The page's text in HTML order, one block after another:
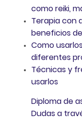
como reiki,
Terapia con
beneficios
Como
diferentes
Técnicas y
usarlos
Diploma de
Dudas a